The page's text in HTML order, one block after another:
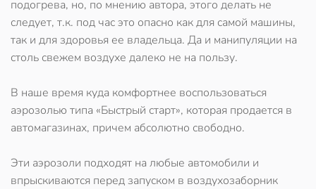
подогрева, но, по мнению автора, этого делать не
следует, т.к. под час это опасно как для самой машины,
так и для здоровья ее владельца. Да и манипуляции на
столь свежем воздухе далеко не на пользу.
В наше время куда комфортнее воспользоваться
аэрозолью типа «Быстрый старт», которая продается в
автомагазинах, причем абсолютно свободно.
Эти аэрозоли подходят на любые автомобили и
впрыскиваются перед запуском в воздухозаборник